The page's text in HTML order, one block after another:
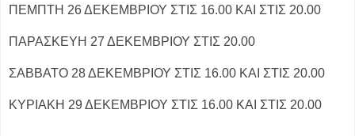
ΠΕΜΠΤΗ 26 ΔΕΚΕΜΒΡΙΟΥ ΣΤΙΣ 16.00 ΚΑΙ ΣΤΙΣ 20.00
ΠΑΡΑΣΚΕΥΗ 27 ΔΕΚΕΜΒΡΙΟΥ ΣΤΙΣ 20.00
ΣΑΒΒΑΤΟ 28 ΔΕΚΕΜΒΡΙΟΥ ΣΤΙΣ 16.00 ΚΑΙ ΣΤΙΣ 20.00
ΚΥΡΙΑΚΗ 29 ΔΕΚΕΜΒΡΙΟΥ ΣΤΙΣ 16.00 ΚΑΙ ΣΤΙΣ 20.00